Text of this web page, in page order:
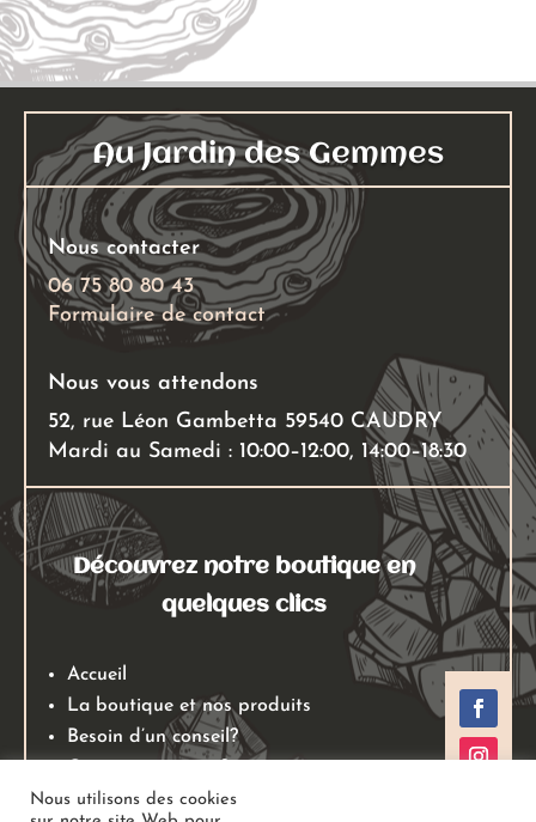
Au Jardin des Gemmes
Nous contacter
06 75 80 80 43
Formulaire de contact
Nous vous attendons
52, rue Léon Gambetta 59540 CAUDRY
Mardi au Samedi : 10:00–12:00, 14:00–18:30
Découvrez notre boutique en
quelques clics
Accueil
La boutique et nos produits
Besoin d’un conseil?
Mentions légales
Nous utilisons des cookies